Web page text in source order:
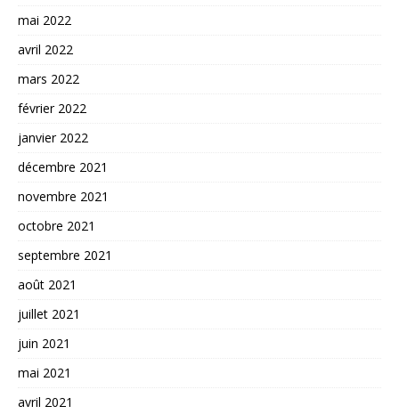
mai 2022
avril 2022
mars 2022
février 2022
janvier 2022
décembre 2021
novembre 2021
octobre 2021
septembre 2021
août 2021
juillet 2021
juin 2021
mai 2021
avril 2021